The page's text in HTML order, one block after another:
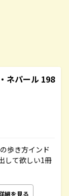
ネパール 198
歩き方インド
して欲しい1冊
細を見る